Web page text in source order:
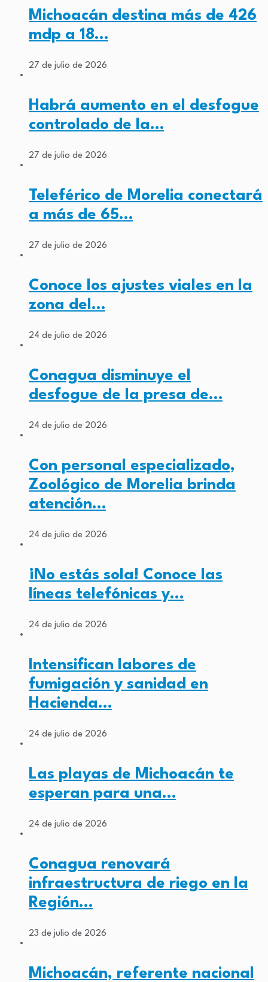
Michoacán destina más de 426
mdp a 18…
27 de julio de 2026
Habrá aumento en el desfogue
controlado de la…
27 de julio de 2026
Teleférico de Morelia conectará
a más de 65…
27 de julio de 2026
Conoce los ajustes viales en la
zona del…
24 de julio de 2026
Conagua disminuye el
desfogue de la presa de…
24 de julio de 2026
Con personal especializado,
Zoológico de Morelia brinda
atención…
24 de julio de 2026
¡No estás sola! Conoce las
líneas telefónicas y…
24 de julio de 2026
Intensifican labores de
fumigación y sanidad en
Hacienda…
24 de julio de 2026
Las playas de Michoacán te
esperan para una…
24 de julio de 2026
Conagua renovará
infraestructura de riego en la
Región…
23 de julio de 2026
Michoacán, referente nacional